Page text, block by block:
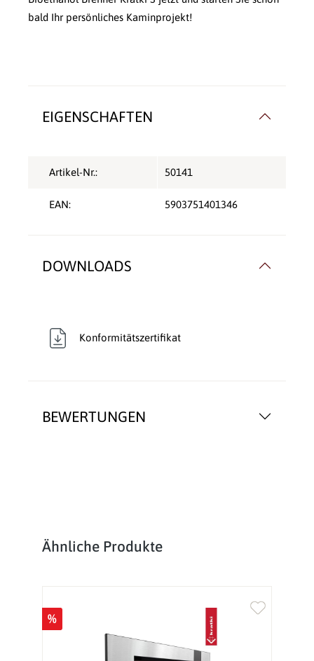
bald Ihr persönliches Kaminprojekt!
BEWERTUNGEN
EIGENSCHAFTEN
Artikel-Nr.: 50141
EAN: 5903751401346
DOWNLOADS
Konformitätszertifikat
Produktgalerie überspringen
Ähnliche Produkte
%